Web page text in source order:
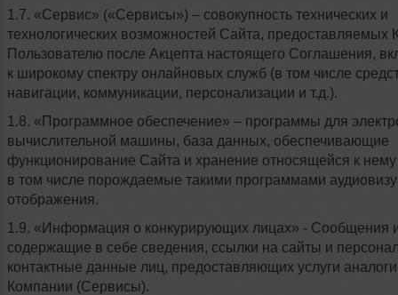
1.7. «Сервис» («Сервисы») – совокупность технических и
технологических возможностей Сайта, предоставляемых
Пользователю после Акцепта настоящего Соглашения,
к широкому спектру онлайновых служб (в том числе
навигации, коммуникации, персонализации и т.д.).
1.8. «Программное обеспечение» – программы для
вычислительной машины, база данных, обеспечивающие
функционирование Сайта и хранение относящейся к
в том числе порождаемые такими программами
отображения.
1.9. «Информация о конкурирующих лицах» - Сообщения
содержащие в себе сведения, ссылки на сайты и
контактные данные лиц, предоставляющих услуги
Компании (Сервисы).